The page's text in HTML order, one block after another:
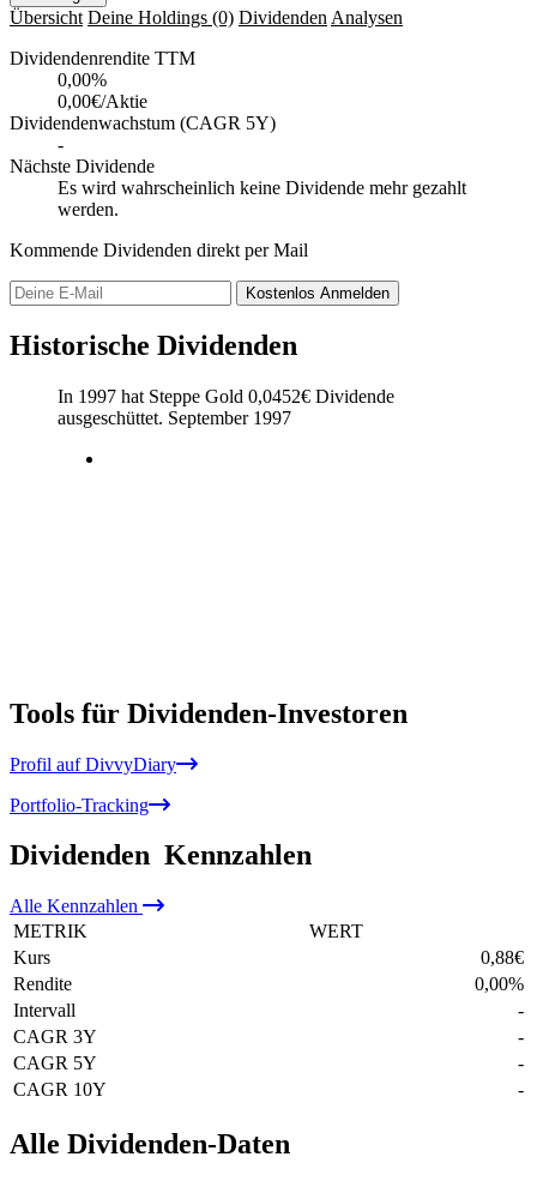
Übersicht Deine Holdings (0) Dividenden Analysen
Dividendenrendite TTM
0,00%
0,00€/Aktie
Dividendenwachstum (CAGR 5Y)
-
Nächste Dividende
Es wird wahrscheinlich keine Dividende mehr gezahlt
werden.
Kommende Dividenden direkt per Mail
Kostenlos Anmelden
Historische Dividenden
In 1997 hat Steppe Gold 0,0452€ Dividende
ausgeschüttet. September 1997
Tools für Dividenden-Investoren
Profil auf DivvyDiary
Portfolio-Tracking
Dividenden Kennzahlen
Alle Kennzahlen
METRIK
WERT
Kurs
0,88€
Rendite
0,00%
Intervall
-
CAGR 3Y
-
CAGR 5Y
-
CAGR 10Y
-
Alle Dividenden-Daten